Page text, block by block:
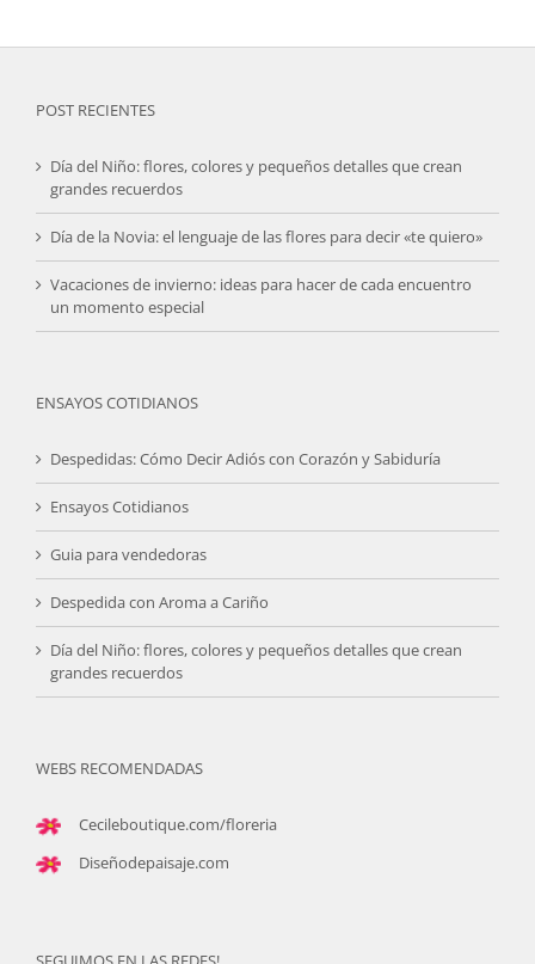
POST RECIENTES
Día del Niño: flores, colores y pequeños detalles que crean
grandes recuerdos
Día de la Novia: el lenguaje de las flores para decir «te quiero»
Vacaciones de invierno: ideas para hacer de cada encuentro
un momento especial
ENSAYOS COTIDIANOS
Despedidas: Cómo Decir Adiós con Corazón y Sabiduría
Ensayos Cotidianos
Guia para vendedoras
Despedida con Aroma a Cariño
Día del Niño: flores, colores y pequeños detalles que crean
grandes recuerdos
WEBS RECOMENDADAS
Cecileboutique.com/floreria
Diseñodepaisaje.com